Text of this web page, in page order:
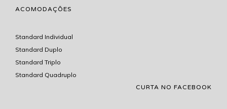
ACOMODAÇÕES
Standard Individual
Standard Duplo
Standard Triplo
Standard Quadruplo
CURTA NO FACEBOOK